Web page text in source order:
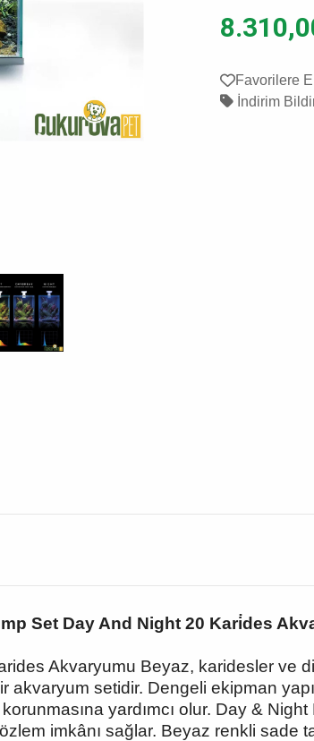
Favorilere
İndirim
Set Day And Night 20 Kari̇des
Akvaryumu Beyaz, karidesler ve
akvaryum setidir. Dengeli ekipman
yardımcı olur. Day &
imkânı sağlar. Beyaz renkli sade